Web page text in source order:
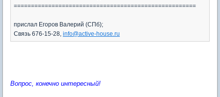
=====================================================
прислал Егоров Валерий (СПб);
Связь 676-15-28, info@active-house.ru
Вопрос, конечно интересный!